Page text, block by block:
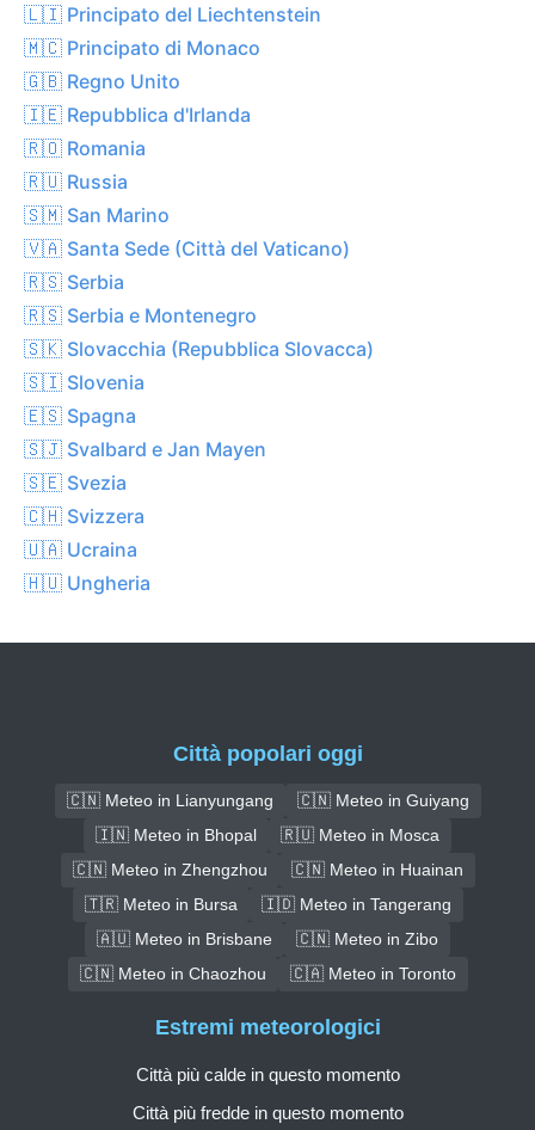
🇱🇮 Principato del Liechtenstein
🇲🇨 Principato di Monaco
🇬🇧 Regno Unito
🇮🇪 Repubblica d'Irlanda
🇷🇴 Romania
🇷🇺 Russia
🇸🇲 San Marino
🇻🇦 Santa Sede (Città del Vaticano)
🇷🇸 Serbia
🇷🇸 Serbia e Montenegro
🇸🇰 Slovacchia (Repubblica Slovacca)
🇸🇮 Slovenia
🇪🇸 Spagna
🇸🇯 Svalbard e Jan Mayen
🇸🇪 Svezia
🇨🇭 Svizzera
🇺🇦 Ucraina
🇭🇺 Ungheria
Città popolari oggi
🇨🇳 Meteo in Lianyungang
🇨🇳 Meteo in Guiyang
🇮🇳 Meteo in Bhopal
🇷🇺 Meteo in Mosca
🇨🇳 Meteo in Zhengzhou
🇨🇳 Meteo in Huainan
🇹🇷 Meteo in Bursa
🇮🇩 Meteo in Tangerang
🇦🇺 Meteo in Brisbane
🇨🇳 Meteo in Zibo
🇨🇳 Meteo in Chaozhou
🇨🇦 Meteo in Toronto
Estremi meteorologici
Città più calde in questo momento
Città più fredde in questo momento